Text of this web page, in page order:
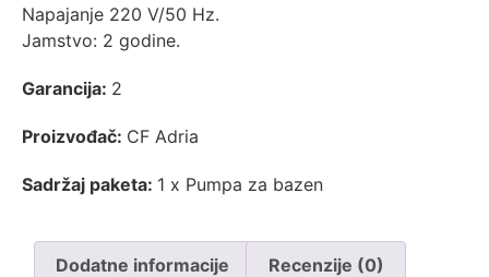
Napajanje 220 V/50 Hz.
Jamstvo: 2 godine.
Garancija: 2
Proizvođač: CF Adria
Sadržaj paketa: 1 x Pumpa za bazen
Dodatne informacije Recenzije (0)